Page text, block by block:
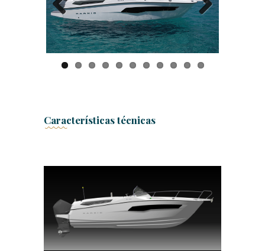
Previ
ous
Next
Características técnicas